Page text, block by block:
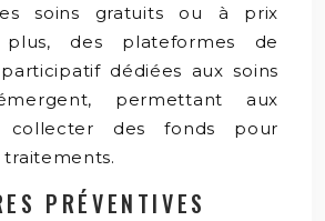
soins gratuits ou à prix
des plateformes de
dédiées aux soins
permettant aux
collecter des fonds pour
PRÉVENTIVES